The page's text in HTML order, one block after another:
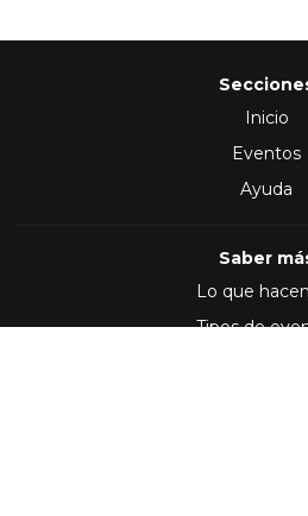
Inicio
Eventos
Ayuda
Saber
Lo que
Tipos de